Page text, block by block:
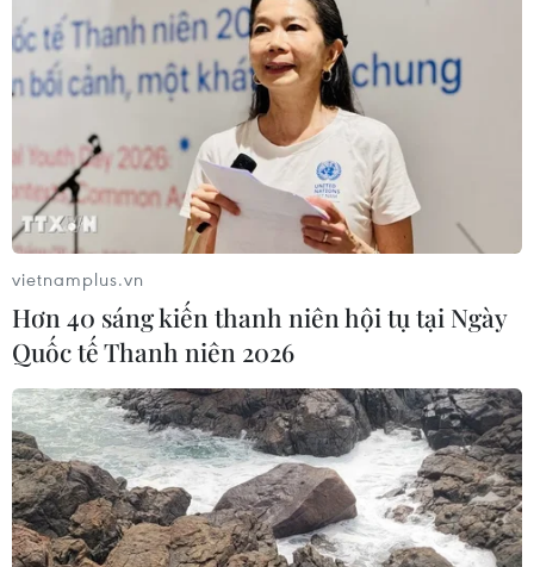
vietnamplus.vn
Hơn 40 sáng kiến thanh niên hội tụ tại Ngày
Quốc tế Thanh niên 2026